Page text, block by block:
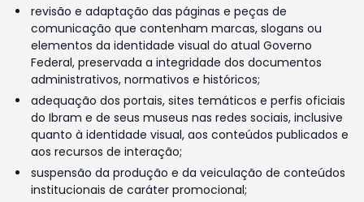
revisão e adaptação das páginas e peças de
comunicação que contenham marcas, slogans ou
elementos da identidade visual do atual Governo
Federal, preservada a integridade dos documentos
administrativos, normativos e históricos;
adequação dos portais, sites temáticos e perfis oficiais
do Ibram e de seus museus nas redes sociais, inclusive
quanto à identidade visual, aos conteúdos publicados e
aos recursos de interação;
suspensão da produção e da veiculação de conteúdos
institucionais de caráter promocional;